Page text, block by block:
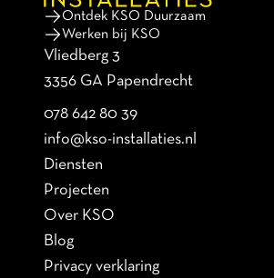
Ontdek KSO Duurzaam
Werken bij KSO
Vliedberg 3
3356 GA Papendrecht
078 642 80 39
info@kso-installaties.nl
Diensten
Projecten
Over KSO
Blog
Privacy verklaring